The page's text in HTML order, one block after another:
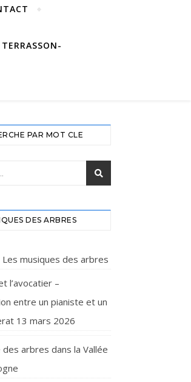
PAR MOT CLE
DES ARBRES
musiques des arbres
l’avocatier –
entre un pianiste et un
13 mars 2026
des arbres dans la Vallée